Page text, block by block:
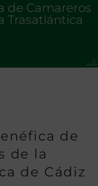
de Camareros
Trasatlántica
de
de la
de Cádiz